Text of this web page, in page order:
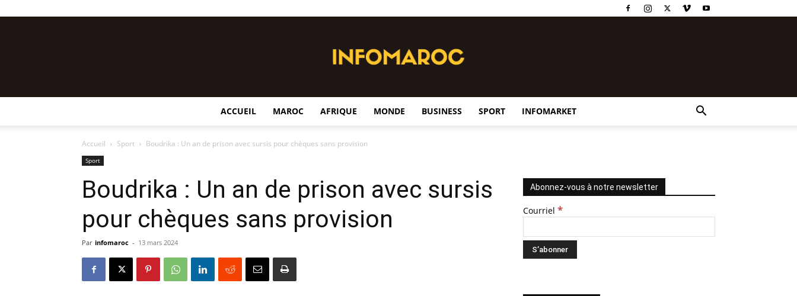
ACCUEIL MAROC AFRIQUE MONDE BUSINESS SPORT INFOMARKET
Accueil Sport Boudrika : Un an de prison avec sursis pour chèques sans provision
Sport
Boudrika : Un an de prison avec sursis
pour chèques sans provision
Par infomaroc - 13 mars 2024
Abonnez-vous à notre newsletter
Courriel *